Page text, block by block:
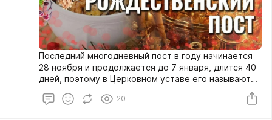
Последний многодневный пост в году начинается
28 ноября и продолжается до 7 января, длится 40
дней, поэтому в Церковном уставе его называют
четыредесятницей.
20